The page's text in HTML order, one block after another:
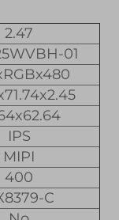
2.47
01
IPS
MIPI
400
C